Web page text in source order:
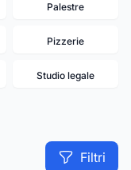
Palestre
Pizzerie
Studio legale
Filtri